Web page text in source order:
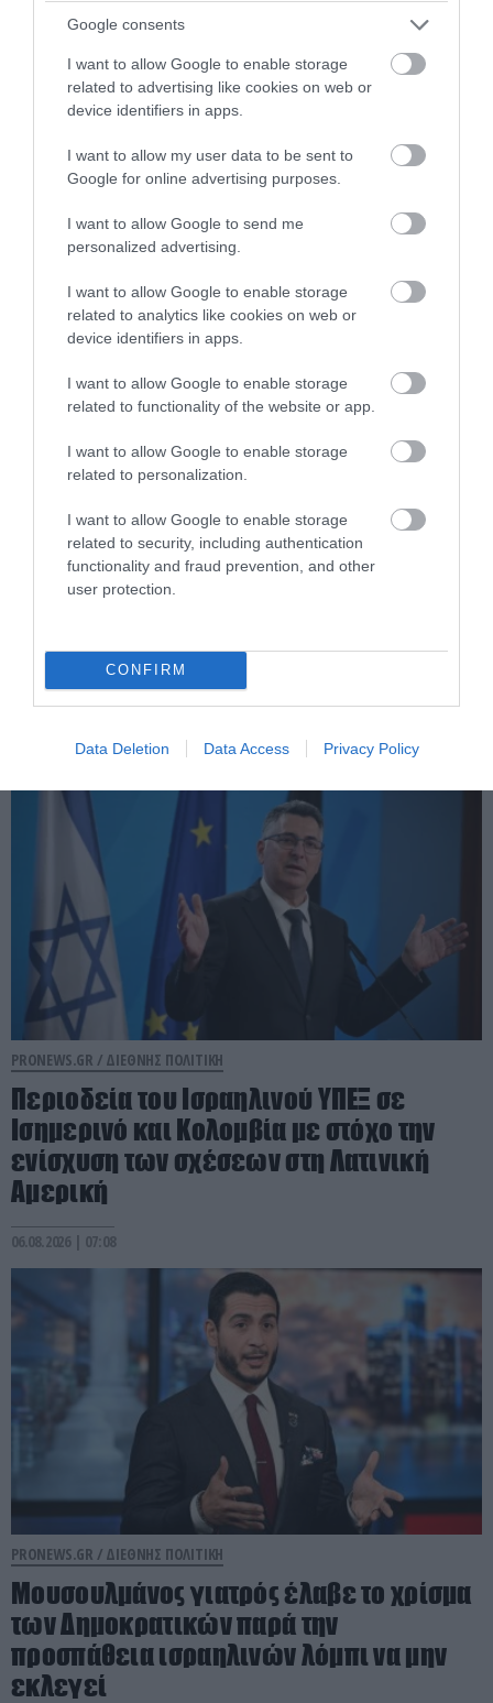
Google consents
I want to allow Google to enable storage
related to advertising like cookies on web or
device identifiers in apps.
I want to allow my user data to be sent to
Google for online advertising purposes.
I want to allow Google to send me
personalized advertising.
I want to allow Google to enable storage
related to analytics like cookies on web or
device identifiers in apps.
I want to allow Google to enable storage
related to functionality of the website or app.
I want to allow Google to enable storage
related to personalization.
I want to allow Google to enable storage
related to security, including authentication
functionality and fraud prevention, and other
user protection.
CONFIRM
Data Deletion Data Access Privacy Policy
PRONEWS.GR / ΔΙΕΘΝΗΣ ΠΟΛΙΤΙΚΗ
«Έξαλλος» ο Ν.Τραμπ με δημοσιεύματα
περί ελλείψεων στα πυρομαχικά μετά
αποθέματα»
06.08.2026 | 10:16
PRONEWS.GR /ΔΙΕΘΝΗΣ ΠΟΛΙΤΙΚΗ
απομακρύνει παιδί από την άκρη της
σκηνής – «Δεν ήθελα να πέσει»
06.08.2026 | 07:51
PRONEWS.GR / ΔΙΕΘΝΗΣ ΠΟΛΙΤΙΚΗ
Περιοδεία του Ισραηλινού ΥΠΕΞ σε
Ισημερινό και Κολομβία με στόχο την
ενίσχυση των σχέσεων στη Λατινική
Αμερική
06.08.2026 | 07:08
PRONEWS.GR / ΔΙΕΘΝΗΣ ΠΟΛΙΤΙΚΗ
Μουσουλμάνος γιατρός έλαβε το χρίσμα
των Δημοκρατικών παρά την
προσπάθεια ισραηλινών λόμπι να μην
εκλεγεί